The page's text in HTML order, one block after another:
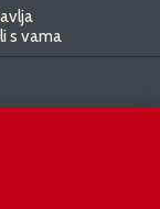
s vama
veću od
do 1.000